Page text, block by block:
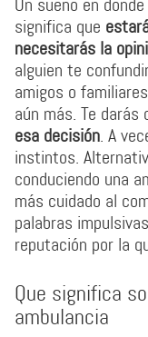
significa que
necesitarás la
alguien te
amigos o
aún más. Te darás
esa decisión. A
instintos.
conduciendo una
más cuidado al
palabras
reputación por la
Que significa
ambulancia